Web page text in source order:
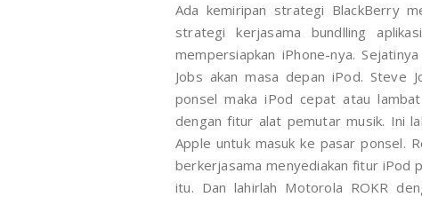
Ada kemiripan strategi BlackBerry
strategi kerjasama bundlling
mempersiapkan iPhone-nya.
Jobs akan masa depan iPod. Steve
ponsel maka iPod cepat atau
dengan fitur alat pemutar musik. Ini
Apple untuk masuk ke pasar ponsel.
berkerjasama menyediakan fitur iPod
itu. Dan lahirlah Motorola ROKR